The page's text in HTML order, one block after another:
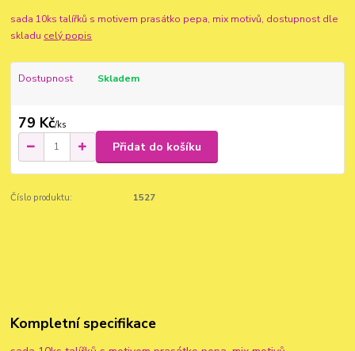
sada 10ks talířků s motivem prasátko pepa, mix motivů, dostupnost dle
skladu celý popis
Dostupnost Skladem
79 Kč/ks
Přidat do košíku
Číslo produktu: 1527
Kompletní specifikace